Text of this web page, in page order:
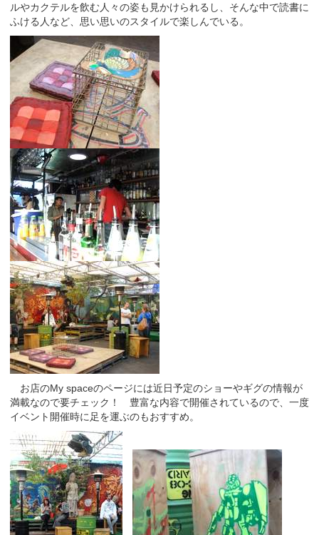
ルやカクテルを飲む人々の姿も見かけられるし、そんな中で読書に
ふける人など、思い思いのスタイルで楽しんでいる。
お店のMy spaceのページには近日予定のショーやギグの情報が
満載なので要チェック！ 豊富な内容で開催されているので、一度
イベント開催時に足を運ぶのもおすすめ。